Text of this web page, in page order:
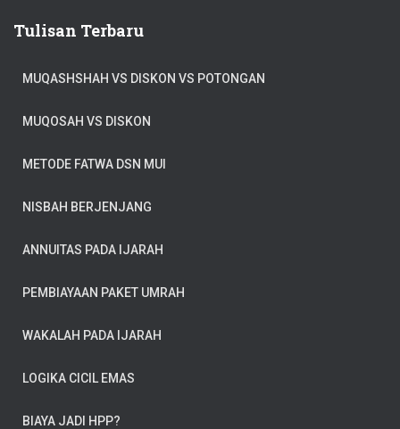
Tulisan Terbaru
MUQASHSHAH VS DISKON VS POTONGAN
MUQOSAH VS DISKON
METODE FATWA DSN MUI
NISBAH BERJENJANG
ANNUITAS PADA IJARAH
PEMBIAYAAN PAKET UMRAH
WAKALAH PADA IJARAH
LOGIKA CICIL EMAS
BIAYA JADI HPP?